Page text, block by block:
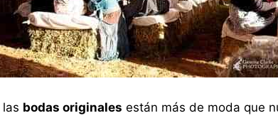
bodas originales están más de moda que